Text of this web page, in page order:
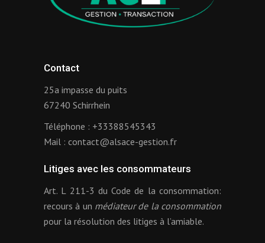
Contact
25a impasse du puits
67240 Schirrhein
Téléphone : +33388545343
Mail : contact@alsace-gestion.fr
Litiges avec les consommateurs
Art. L 211-3 du Code de la consommation:
recours à un médiateur de la consommation
pour la résolution des litiges à l’amiable.